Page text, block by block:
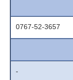
0767-52-3657
-